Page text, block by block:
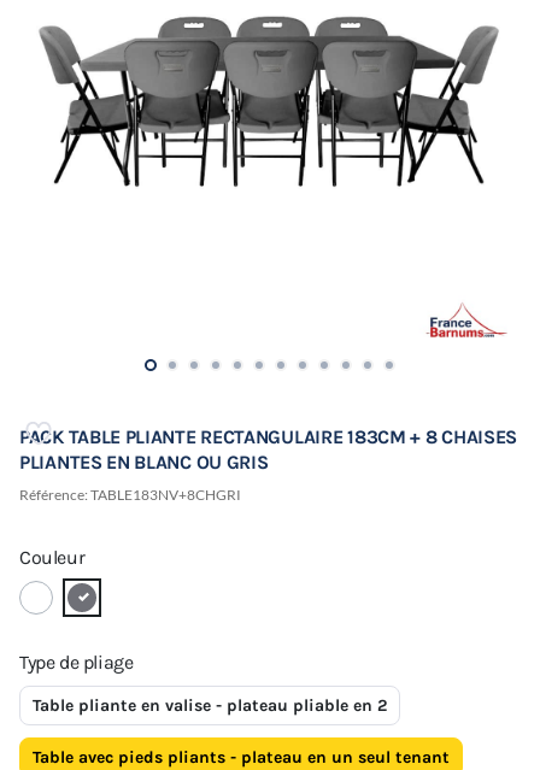
PACK TABLE PLIANTE RECTANGULAIRE 183CM + 8 CHAISES
PLIANTES EN BLANC OU GRIS
Référence: TABLE183NV+8CHGRI
Couleur
Type de pliage
Table pliante en valise - plateau pliable en 2
Table avec pieds pliants - plateau en un seul tenant